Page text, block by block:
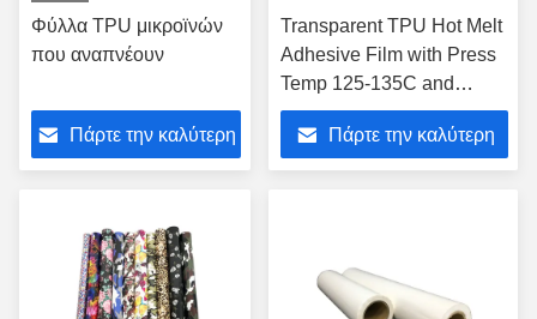
Φύλλα TPU μικροϊνών
που αναπνέουν
Πάρτε την καλύτερη
Transparent TPU Hot Melt
Adhesive Film with Press
Temp 125-135C and
Pressure 0.3-0.6 Press
Lamination for Self-
Adhesive Sealing
Πάρτε την καλύτερη